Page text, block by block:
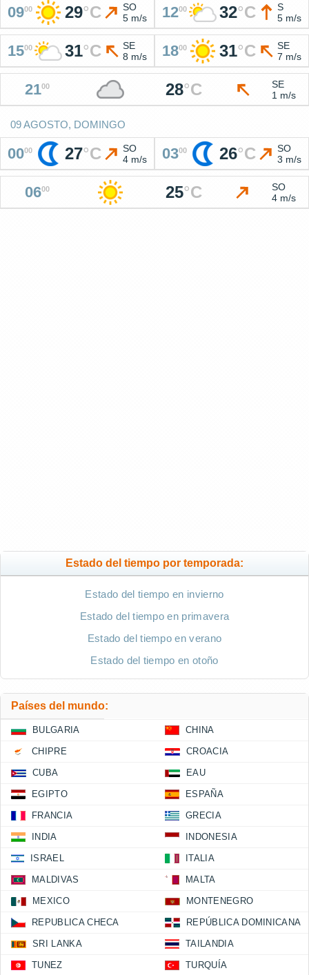
0900 29°C
SO
5 m/s
1200 32°C
S
5 m/s
1500 31°C
SE
8 m/s
1800 31°C
SE
7 m/s
2100 28°C
SE
1 m/s
09 AGOSTO, DOMINGO
0000 27°C
SO
4 m/s
0300 26°C
SO
3 m/s
0600 25°C
SO
4 m/s
Estado del tiempo por temporada:
Estado del tiempo en invierno
Estado del tiempo en primavera
Estado del tiempo en verano
Estado del tiempo en otoño
Países del mundo:
BULGARIA CHINA
CHIPRE CROACIA
CUBA EAU
EGIPTO ESPAÑA
FRANCIA GRECIA
INDIA INDONESIA
ISRAEL ITALIA
MALDIVAS MALTA
MEXICO MONTENEGRO
REPUBLICA CHECA REPÚBLICA DOMINICANA
SRI LANKA TAILANDIA
TUNEZ TURQUÍA